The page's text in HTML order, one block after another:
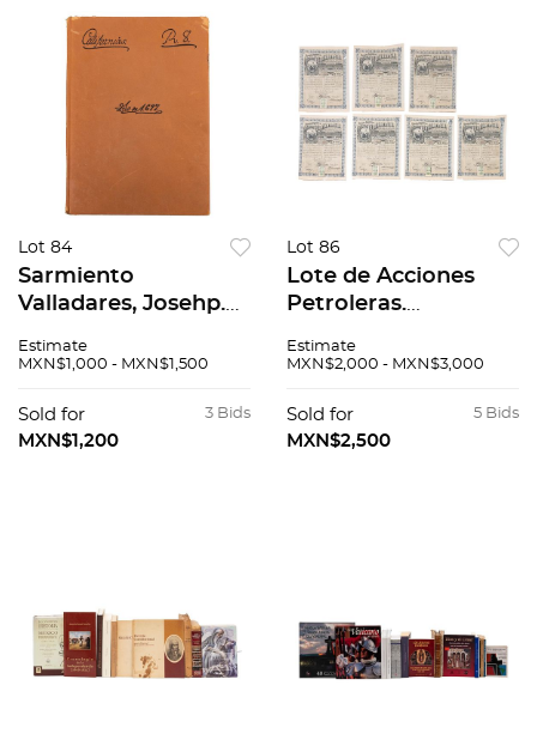
Lot 84
Sarmiento
Valladares, Josehp.
Conquista de las
por el Virrey Don
Josehp
Estimate
MXN$1,000 - MXN$1,500
3 Bids
Sold for
MXN$1,200
Lot 86
Lote de Acciones
Petroleras.
de Aquismon, S.A.
acciones liberadas.
Valor $100. Piezas: 7.
Estimate
MXN$2,000 - MXN$3,000
5 Bids
Sold for
MXN$2,500